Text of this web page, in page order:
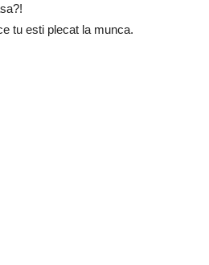
tu esti plecat la munca.